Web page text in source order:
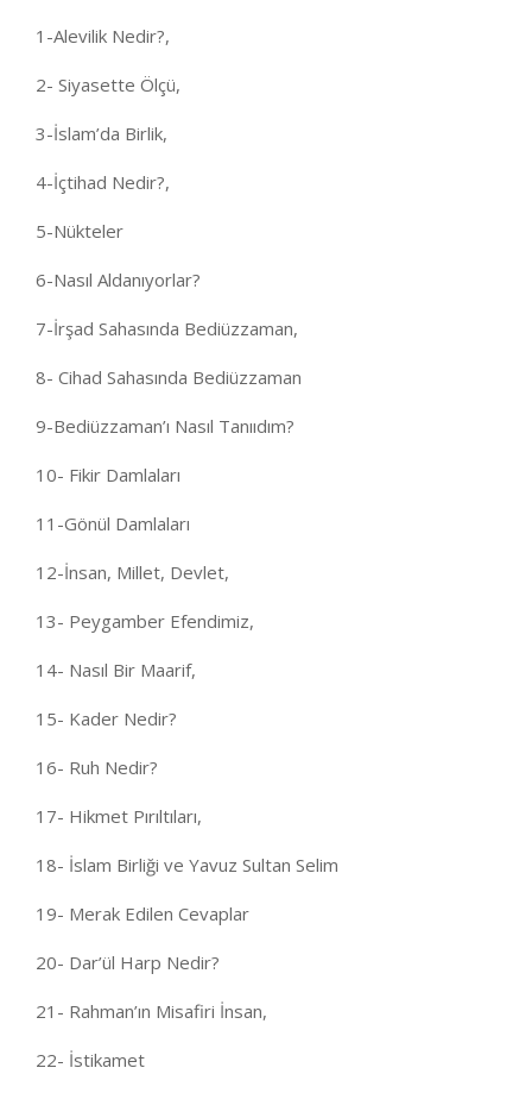
1-Alevilik Nedir?,
2- Siyasette Ölçü,
3-İslam’da Birlik,
4-İçtihad Nedir?,
5-Nükteler
6-Nasıl Aldanıyorlar?
7-İrşad Sahasında Bediüzzaman,
8- Cihad Sahasında Bediüzzaman
9-Bediüzzaman’ı Nasıl Tanııdım?
10- Fikir Damlaları
11-Gönül Damlaları
12-İnsan, Millet, Devlet,
13- Peygamber Efendimiz,
14- Nasıl Bir Maarif,
15- Kader Nedir?
16- Ruh Nedir?
17- Hikmet Pırıltıları,
18- İslam Birliği ve Yavuz Sultan Selim
19- Merak Edilen Cevaplar
20- Dar’ül Harp Nedir?
21- Rahman’ın Misafiri İnsan,
22- İstikamet